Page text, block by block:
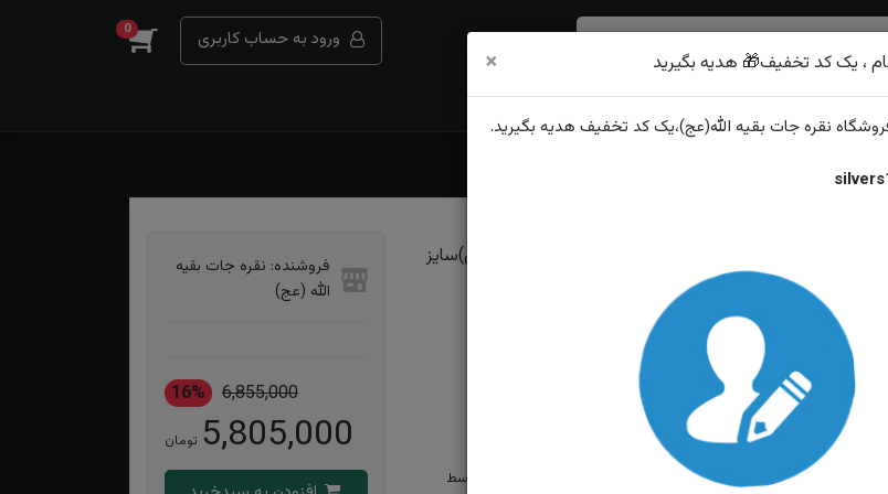
ورود به حساب کاربری 0
۱۳×۱۸
نقره عقق زرد شرف الشمس اصل مردانه(دعای شرف الشمس)سایز
محصول
به: ذکر کامل شرف الشمس به حروف ابجد حکاکی شرف الشمس هر ساله توسط
فروشنده: نقره جات بقیه
الله (عج)
6,855,000
16%
5,805,000 تومان
، یک کد تخفیف🎁 هدیه بگیرید ×
نقره جات بقیه الله(عج)،یک کد تخفیف هدیه بگیرید.